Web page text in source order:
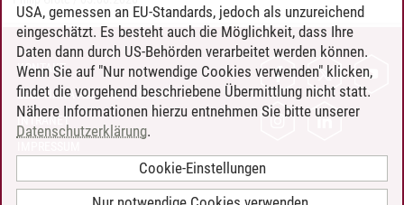
KONTAKT
LEUPHANA ALS ARBEITGEBER
INTRANET
BARRIEREFREIHEIT
USA, gemessen an EU-Standards, jedoch als unzureichend
eingeschätzt. Es besteht auch die Möglichkeit, dass Ihre
Daten dann durch US-Behörden verarbeitet werden können.
Wenn Sie auf "Nur notwendige Cookies verwenden" klicken,
findet die vorgehend beschriebene Übermittlung nicht statt.
Nähere Informationen hierzu entnehmen Sie bitte unserer
Datenschutzerklärung.
Cookie-Einstellungen